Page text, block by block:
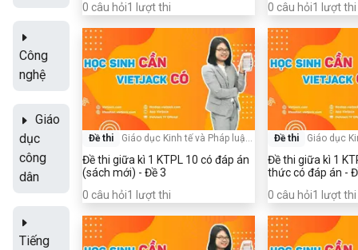
Công
nghệ
Giáo
dục
công
dân
Tiếng
0 câu hỏi1 lượt thi
0 câu hỏi1 lượt thi
Đề thi Giáo dục Kinh tế và Pháp luật-
Đề thi giữa kì 1 KTPL 10 có đáp án
(sách mới) - Đề 3
0 câu hỏi1 lượt thi
Đề thi Giáo dục
Đề thi giữa kì 1
thức có đáp án -
0 câu hỏi1 lượt thi